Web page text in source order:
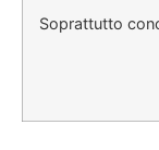
Soprattutto